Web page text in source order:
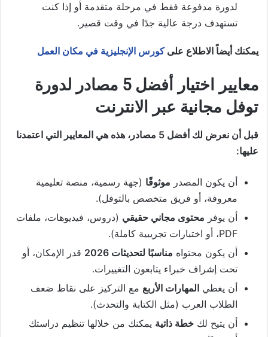
لدورة مدفوعة فقط في مرحلة متقدمة أو إذا كنت
تستهدف درجة عالية جدًا في وقت قصير.
يمكنك أيضاً الاطلاع علىكورس الإنجليزية في مكان العمل
معايير اختيار أفضل 5 مصادر لدورة
توفل مجانية عبر الانترنت
قبل أن نعرض لك أفضل 5 مصادر، هذه هي المعايير التي اعتمدنا
عليها:
أن يكون المصدر موثوقًا (جهة رسمية، منصة تعليمية
معروفة، أو فريق متخصص بالتوفل).
أن يوفر محتوى مجاني حقيقي (دروس، فيديوهات، ملفات
PDF، أو اختبارات تجريبية كاملة).
أن يكون محتواه مناسبًا لتحديثات 2026
قدر الإمكان، أو
تحت إشراف خبراء يتابعون التغييرات.
أن يغطي المهارات الأربع مع التركيز على نقاط ضعف
الطلاب العرب (مثل الكتابة والتحدث).
أن يتيح لك خطة ذاتية يمكنك من خلالها تنظيم دراستك